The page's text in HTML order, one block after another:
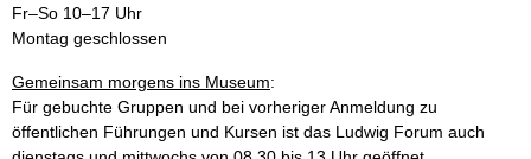
Fr–So 10–17 Uhr
Montag geschlossen
Gemeinsam morgens ins Museum:
Für gebuchte Gruppen und bei vorheriger Anmeldung zu
öffentlichen Führungen und Kursen ist das Ludwig Forum auch